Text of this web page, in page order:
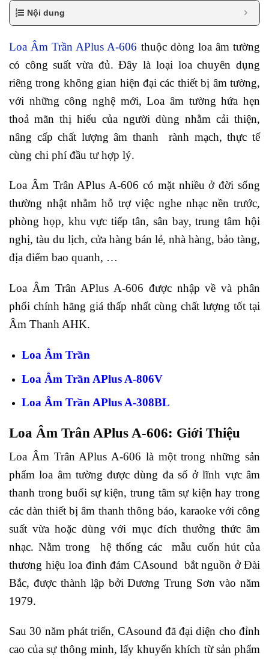
Nội dung
Loa Âm Trần APlus A-606 thuộc dòng loa âm tường
có công suất vừa đủ. Đây là loại loa chuyên dụng
riêng trong không gian hiện đại các thiết bị âm tường,
với những công nghệ mới, Loa âm tường hứa hẹn
thoả mãn thị hiếu của người dùng nhằm cải thiện,
nâng cấp chất lượng âm thanh rành mạch, thực tế
cùng chi phí đầu tư hợp lý.
Loa Âm Trân APlus A-606 có mặt nhiều ở đời sống
thường nhật nhằm hỗ trợ việc nghe nhạc nền trước,
phòng họp, khu vực tiếp tân, sân bay, trung tâm hội
nghị, tàu du lịch, cửa hàng bán lẻ, nhà hàng, bảo tàng,
địa điểm bao quanh, …
Loa Âm Trân APlus A-606 được nhập về và phân
phối chính hãng giá thấp nhất cùng chất lượng tốt tại
Âm Thanh AHK.
Loa Âm Trần
Loa Âm Trần APlus A-806V
Loa Âm Trần APlus A-308BL
Loa Âm Trân APlus A-606: Giới Thiệu
Loa Âm Trân APlus A-606 là một trong những sản
phẩm loa âm tường được dùng đa số ở lĩnh vực âm
thanh trong buổi sự kiện, trung tâm sự kiện hay trong
các dàn thiết bị âm thanh thông báo, karaoke với công
suất vừa hoặc dùng với mục đích thưởng thức âm
nhạc. Nằm trong hệ thống các mẫu cuốn hút của
thương hiệu loa đình đám CAsound bắt nguồn ở Đài
Bắc, được thành lập bởi Dương Trung Sơn vào năm
1979.
Sau 30 năm phát triển, CAsound đã đại diện cho đỉnh
cao của sự thông minh, lấy khuyến khích từ sản phẩm